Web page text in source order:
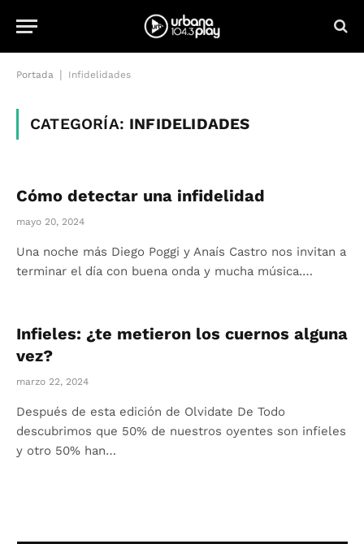
Portada Infidelidades
CATEGORÍA: INFIDELIDADES
Cómo detectar una infidelidad
mayo 20, 2024
Una noche más Diego Poggi y Anaís Castro nos invitan a
terminar el día con buena onda y mucha música.…
Infieles: ¿te metieron los cuernos alguna
vez?
marzo 22, 2024
Después de esta edición de Olvidate De Todo
descubrimos que 50% de nuestros oyentes son infieles
y otro 50% han…